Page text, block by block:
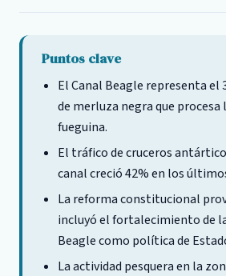
Puntos clave
El Canal Beagle representa el
de merluza negra que
fueguina.
El tráfico de cruceros
canal creció 42% en los
La reforma constitucional
incluyó el fortalecimiento de
Beagle como política de
La actividad pesquera en la